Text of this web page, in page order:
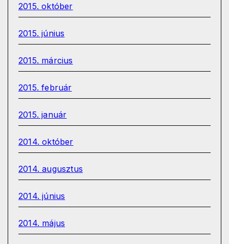
2015. október
2015. június
2015. március
2015. február
2015. január
2014. október
2014. augusztus
2014. június
2014. május